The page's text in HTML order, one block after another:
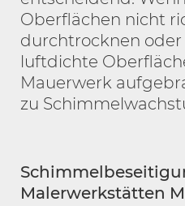
Oberflächen nicht
durchtrocknen oder
luftdichte
Mauerwerk
zu
Malerwerkstätten